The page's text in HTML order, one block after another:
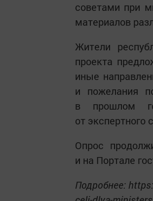
советами при
материалов
Жители
проекта
иные
и пожелания
в прошлом
от экспертного
Опрос
и на Портале
Подробнее: